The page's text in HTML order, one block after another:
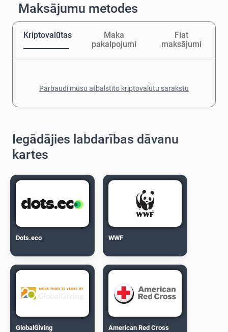
Maksājumu metodes
Kriptovalūtas
Maka
pakalpojumi
Fiat
maksājumi
Pārbaudi mūsu atbalstīto kriptovalūtu sarakstu
Iegādājies labdarības dāvanu
kartes
Dots.eco WWF
GlobalGiving American Red Cross